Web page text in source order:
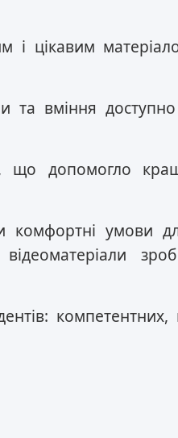
і цікавим
та вміння
що допомогло
комфортні умови
компетентних,